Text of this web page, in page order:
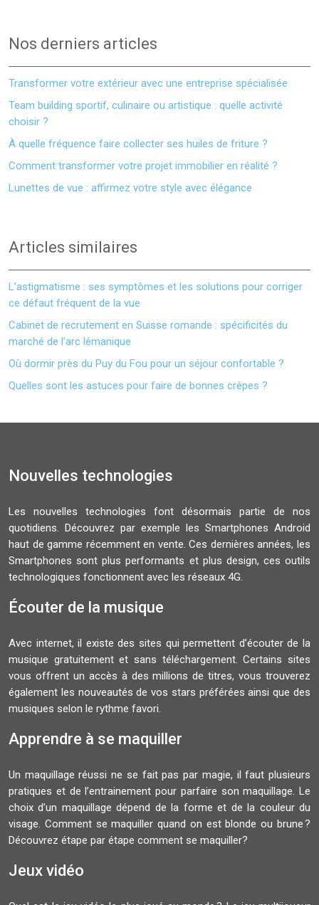
Nos derniers articles
Transformer votre extérieur avec une entreprise spécialisée
Team building sportif, culinaire ou artistique : quelle activité
choisir ?
À quelle fréquence faire collecter ses huiles de friture ?
Comment transformer votre projet immobilier en réalité ?
Lunettes de vue : affirmez votre style avec élégance
Articles similaires
L’astigmatisme : ses symptômes et les solutions pour corriger
ce défaut fréquent de la vue
Cabinet de recrutement en Suisse romande : spécificités du
marché de l’arc lémanique
Où dormir près du Puy du Fou pour un séjour confortable ?
Quelles sont les astuces pour faire de bonnes crêpes ?
Nouvelles technologies
Les nouvelles technologies font désormais partie de nos
quotidiens. Découvrez par exemple les Smartphones Android
haut de gamme récemment en vente. Ces dernières années, les
Smartphones sont plus performants et plus design, ces outils
technologiques fonctionnent avec les réseaux 4G.
Écouter de la musique
Avec internet, il existe des sites qui permettent d’écouter de la
musique gratuitement et sans téléchargement. Certains sites
vous offrent un accès à des millions de titres, vous trouverez
également les nouveautés de vos stars préférées ainsi que des
musiques selon le rythme favori.
Apprendre à se maquiller
Un maquillage réussi ne se fait pas par magie, il faut plusieurs
pratiques et de l’entrainement pour parfaire son maquillage. Le
choix d’un maquillage dépend de la forme et de la couleur du
visage. Comment se maquiller quand on est blonde ou brune ?
Découvrez étape par étape comment se maquiller?
Jeux vidéo